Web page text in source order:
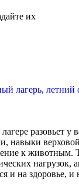
их
лагерь, летний
разовьет у
навыки
к животным.
нагрузок,
и на здоровье,